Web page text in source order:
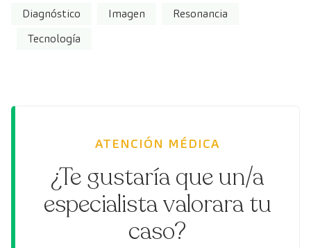
Diagnóstico Imagen
Resonancia
Tecnología
ATENCIÓN MÉDICA
¿Te gustaría que un/a
especialista valorara tu
caso?